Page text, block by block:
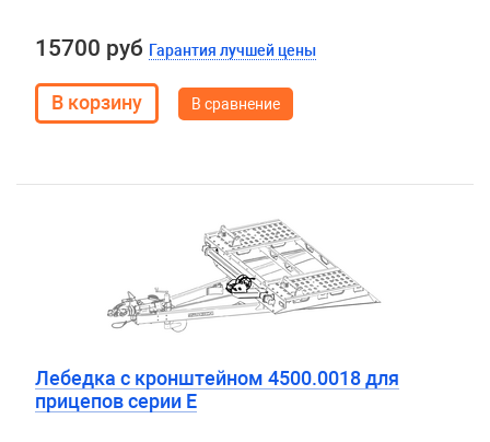
15700 руб Гарантия лучшей цены
В сравнение
Лебедка с кронштейном 4500.0018 для
прицепов серии E